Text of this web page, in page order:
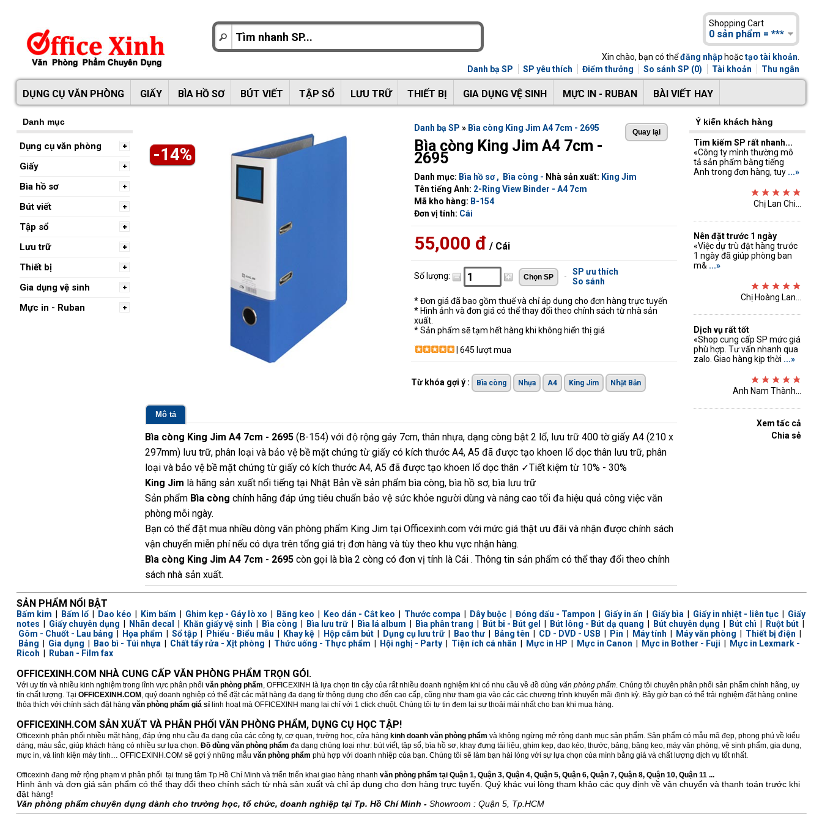
Shopping Cart
0 sản phẩm = ***
Xin chào, bạn có thểđăng nhập hoặctạo tài khoản
Danh bạ SP
SP yêu thích Điểm thưởng So sánh SP (0) Tài khoản Thu ngân
DỤNG CỤ VĂN PHÒNG GIẤY BÌA HỒ SƠ BÚT VIẾT TẬP SỔ LƯU TRỮ THIẾT BỊ GIA DỤNG VỆ SINH MỰC IN - RUBAN BÀI VIẾT HAY
Danh mục
Dụng cụ văn phòng
Giấy
Bìa hồ sơ
Bút viết
Tập sổ
Lưu trữ
Thiết bị
Gia dụng vệ sinh
Mực in - Ruban
Ý kiến khách hàng
Tìm kiếm SP rất nhanh...
«Công ty mình thường mô
tả sản phẩm bằng tiếng
Anh trong đơn hàng, tuy ...»
Chị Lan Chi...
Nên đặt trước 1 ngày
«Việc dự trù đặt hàng trước
1 ngày đã giúp phòng ban
m& ...»
Chị Hoàng Lan...
Dịch vụ rất tốt
«Shop cung cấp SP mức giá
phù hợp. Tư vấn nhanh qua
zalo. Giao hàng kịp thời ...»
Anh Nam Thành...
Xem tấc cả
Chia sẻ
-14%
Danh bạ SP » Bìa còng King Jim A4 7cm - 2695
Bìa còng King Jim A4 7cm -
2695
Danh mục: Bìa hồ sơ, Bìa còng - Nhà sản xuất: King Jim
Tên tiếng Anh: 2-Ring View Binder - A4 7cm
Mã kho hàng: B-154
Đơn vị tính: Cái
55,000 đ / Cái
Số lượng: - SP ưu thích
So sánh
* Đơn giá đã bao gồm thuế và chỉ áp dụng cho đơn hàng trực tuyến
* Hình ảnh và đơn giá có thể thay đổi theo chính sách từ nhà sản
xuất.
* Sản phẩm sẽ tạm hết hàng khi không hiển thị giá
| 645 lượt mua
Từ khóa gợi ý : Bìa còng Nhựa A4 King Jim Nhật Bản
Mô tả
Bìa còng King Jim A4 7cm - 2695(B-154) với độ rộng gáy 7cm, thân nhựa, dạng còng bật 2 lổ, lưu trữ 400 tờ giấy A4 (210 x
297mm) lưu trữ, phân loại và bảo vệ bề mặt chứng từ giấy có kích thước A4, A5 đã được tạo khoen lổ dọc thân lưu trữ, phân
loại và bảo vệ bề mặt chứng từ giấy có kích thước A4, A5 đã được tạo khoen lổ dọc thân ✓Tiết kiệm từ 10% - 30%
King Jim là hãng sản xuất nổi tiếng tại Nhật Bản về sản phẩm bìa còng, bìa hồ sơ, bìa lưu trữ
Sản phẩm Bìa còng chính hãng đáp ứng tiêu chuẩn bảo vệ sức khỏe người dùng và nâng cao tối đa hiệu quả công việc văn
phòng mỗi ngày.
Bạn có thể đặt mua nhiều dòng văn phòng phẩm King Jim tại Officexinh.com với mức giá thật ưu đãi và nhận được chính sách
vận chuyển miễn phí nếu có dựa trên tổng giá trị đơn hàng và tùy theo khu vực nhận hàng.
Bìa còng King Jim A4 7cm - 2695còn gọi là bìa 2 còng có đơn vị tính là Cái . Thông tin sản phẩm có thể thay đổi theo chính
sách nhà sản xuất.
SẢN PHẨM NỔI BẬT
Bấm kim Bấm lổ| Dao kéo Kim bấm Ghim kẹp - Gáy lò xo Băng keo Keo dán - Cắt keo Thước compa Dây buộc| Đóng dấu - Tampon Giấy in ấn Giấy bìa Giấy in nhiệt - liên tục| Giấy
notes
Giấy chuyên dụng Nhãn decal Khăn giấy vệ sinh Bìa còng Bìa lưu trữ| Bìa lá album Bìa phân trang Bút bi - Bút gel Bút lông - Bút dạ quang Bút chuyên dụng Bút chì Ruột bút|
Gôm - Chuốt - Lau bảng
Họa phẩm Sổ tập| Phiếu - Biểu mẫu Khay kệ| Hộp cắm bút| Dụng cụ lưu trữ| Bao thư| Bảng tên CD - DVD - USB Pin Máy tính Máy văn phòng Thiết bị điện
Bảng
Gia dụng Bao bì - Túi nhựa Chất tẩy rửa - Xịt phòng Thức uống - Thực phẩm Hội nghị - Party| Tiện ích cá nhân Mực in HP Mực in Canon Mực in Bother - Fuji
Mực in Lexmark -
Ricoh
Ruban - Film fax
OFFICEXINH.COM NHÀ CUNG CẤP VĂN PHÒNG PHẨM TRỌN GÓI.
Với uy tín và nhiều kinh nghiệm trong lĩnh vực phân phối văn phòng phẩm, OFFICEXINH là lựa chọn tin cậy của rất nhiều doanh nghiệm khi có nhu cầu về đồ dùng văn phòng phẩm. Chúng tôi chuyên phân phối sản phẩm chính hãng, uy
tín chất lượng. Tại OFFICEXINH.COM , quý doanh nghiệp có thể đặt các mặt hàng đa dạng từ thông dụng cho đến cao cấp, cũng như tham gia vào các các chương trình khuyến mãi định kỳ. Bây giờ bạn có thể trải nghiệm đặt hàng online
thỏa thích với chính sách đặt hàng văn phòng phẩm giá sỉlinh hoạt mà OFFICEXINH mang lại chỉ với 1 click chuột. Chúng tôi tự tin đem lại sự thoải mái nhất cho bạn khi mua hàng.
OFFICEXINH.COM SẢN XUẤT VÀ PHÂN PHỐI VĂN PHÒNG PHẨM, DỤNG CỤ HỌC TẬP!
Officexinh phân phối nhiều mặt hàng, đáp ứng nhu cầu đa dạng của các công ty, cơ quan, trường học, cửa hàng kinh doanh văn phòng phẩm và không ngừng mở rộng danh mục sản phẩm. Sản phẩm có mẫu mã đẹp, phong phú về kiểu
dáng, màu sắc, giúp khách hàng có nhiều sự lựa chọn. Đồ dùng văn phòng phẩm đa dạng chủng loại như: bút viết, tập sổ, bìa hồ sơ, khay đựng tài liệu, ghim kẹp, dao kéo, thước, bảng, băng keo, máy văn phòng, vệ sinh phẩm, gia dụng,
mực in, và linh kiện máy tính… OFFICEXINH.COM sẽ gợi ý những mẫu văn phòng phẩm phù hợp với doanh nhiệp của bạn. Chúng tôi sẽ làm bạn hài lòng với sự lựa chọn của mình bằng giá và chất lượng dịch vụ tốt nhất.
Officexinh đang mở rộng phạm vi phân phối tại trung tâm Tp.Hồ Chí Minh và triển triển khai giao hàng nhanh văn phòng phẩm tại Quận 1, Quận 3, Quận 4, Quận 5, Quận 6, Quận 7, Quận 8, Quận 10, Quận 11 ...
Hình ảnh và đơn giá sản phẩm có thể thay đổi theo chính sách từ nhà sản xuất và chỉ áp dụng cho đơn hàng trực tuyến. Quý khác vui lòng tham khảo các quy định về vận chuyển và thanh toán trước khi
đặt hàng!
Văn phòng phẩm chuyên dụng dành cho trường học, tổ chức, doanh nghiệp tại Tp. Hồ Chí Minh - Showroom : Quận 5, Tp.HCM